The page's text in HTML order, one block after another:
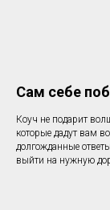
Сам себе
Коуч не подарит
которые дадут вам
долгожданные
выйти на нужную